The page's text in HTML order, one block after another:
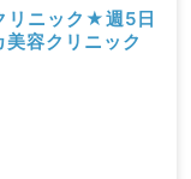
さい。
リニック★週5日
容クリニック